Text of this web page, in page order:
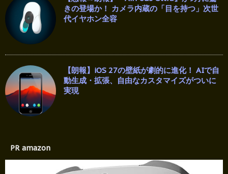
きの登場か！ カメラ内蔵の「目を持つ」次世
代イヤホン全容
【朗報】iOS 27の壁紙が劇的に進化！ AIで自
動生成・拡張、自由なカスタマイズがついに
実現
PR amazon